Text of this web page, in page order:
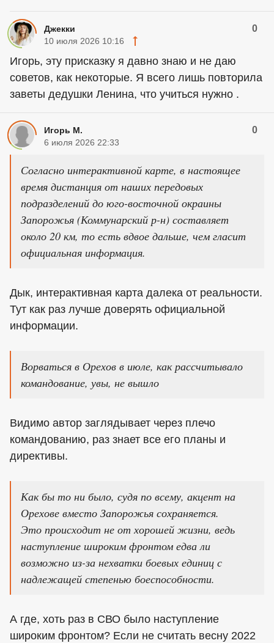
Джекки 0
10 июля 2026 10:16
Игорь, эту присказку я давно знаю и не даю
советов, как некоторые. Я всего лишь повторила
заветы дедушки Ленина, что учиться нужно .
Игорь М. 0
6 июля 2026 22:33
Согласно интерактивной карте, в настоящее
время дистанция от наших передовых
подразделений до юго-восточной окраины
Запорожья (Коммунарский р-н) составляет
около 20 км, то есть вдвое дальше, чем гласит
официальная информация.
Дык, интерактивная карта далека от реальности.
Тут как раз лучше доверять официальной
информации.
Ворваться в Орехов в июле, как рассчитывало
командование, увы, не вышло
Видимо автор заглядывает через плечо
командованию, раз знает все его планы и
директивы.
Как бы то ни было, судя по всему, акцент на
Орехове вместо Запорожья сохраняется.
Это происходит не от хорошей жизни, ведь
наступление широким фронтом едва ли
возможно из-за нехватки боевых единиц с
надлежащей степенью боеспособности.
А где, хоть раз в СВО было наступление
широким фронтом? Если не считать весну 2022